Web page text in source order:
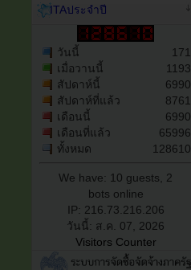
ITAประจำปี
วันนี้
171
เมื่อวานนี้
1193
สัปดาห์นี้
6990
สัปดาห์ที่แล้ว
8761
เดือนนี้
6990
เดือนที่แล้ว
65996
ทั้งหมด
128610
We have: 10 guests, 2
bots online
IP: 216.73.216.206
วันนี้: ส.ค. 07, 2026
Visitors Counter